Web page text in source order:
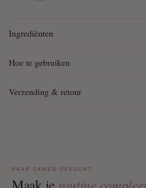
toepassing, combineer met de Black
Ingrediënten
Hoe te gebruiken
Verzending & retour
VAAK SAMEN GEKOCHT